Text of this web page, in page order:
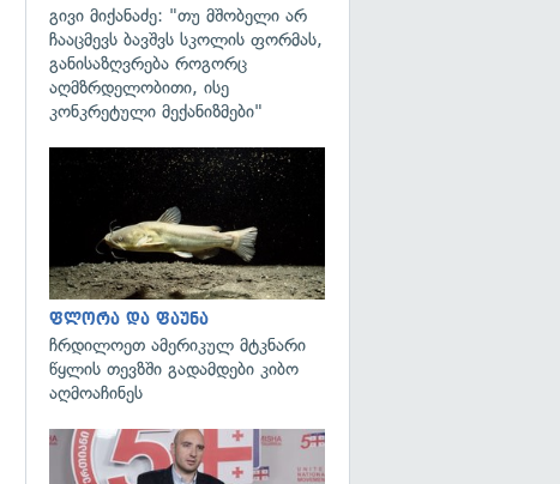
გივი მიქანაძე: "თუ მშობელი არ
ჩააცმევს ბავშვს სკოლის ფორმას,
განისაზღვრება როგორც
აღმზრდელობითი, ისე
კონკრეტული მექანიზმები"
ფლორა და ფაუნა
ჩრდილოეთ ამერიკულ მტკნარი
წყლის თევზში გადამდები კიბო
აღმოაჩინეს